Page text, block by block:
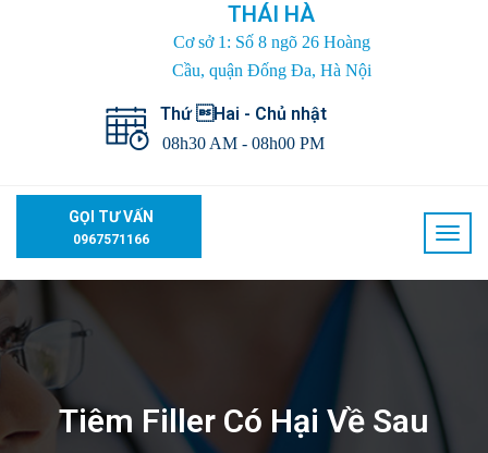
THÁI HÀ
Cơ sở 1: Số 8 ngõ 26 Hoàng
Cầu, quận Đống Đa, Hà Nội
Thứ Hai - Chủ nhật
08h30 AM - 08h00 PM
GỌI TƯ VẤN
0967571166
Tiêm Filler Có Hại Về Sau